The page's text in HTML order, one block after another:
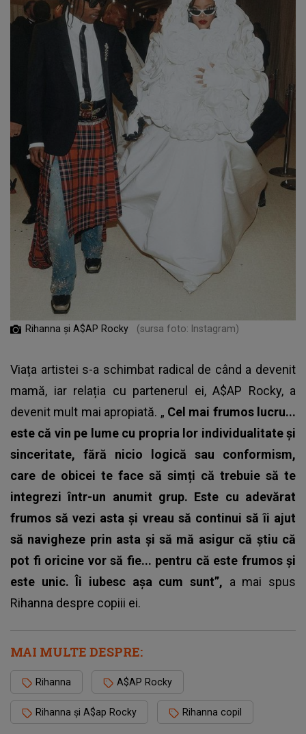
Rihanna și A$AP Rocky (sursa foto: Instagram)
Viața artistei s-a schimbat radical de când a devenit
mamă, iar relația cu partenerul ei, A$AP Rocky, a
devenit mult mai apropiată. „ Cel mai frumos lucru...
este că vin pe lume cu propria lor individualitate și
sinceritate, fără nicio logică sau conformism,
care de obicei te face să simți că trebuie să te
integrezi într-un anumit grup. Este cu adevărat
frumos să vezi asta și vreau să continui să îi ajut
să navigheze prin asta și să mă asigur că știu că
pot fi oricine vor să fie... pentru că este frumos și
este unic. Îi iubesc așa cum sunt”, a mai spus
Rihanna despre copiii ei.
MAI MULTE DESPRE:
Rihanna A$AP Rocky
Rihanna și A$ap Rocky Rihanna copil